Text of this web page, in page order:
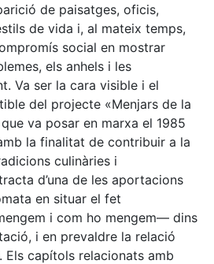
de paisatges, oficis,
de vida i, al mateix temps,
social en mostrar
els anhels i les
Va ser la cara visible i el
del projecte «Menjars de la
va posar en marxa el 1985
la finalitat de contribuir a la
culinàries i
d’una de les aportacions
en situar el fet
i com ho mengem— dins
i en prevaldre la relació
capítols relacionats amb